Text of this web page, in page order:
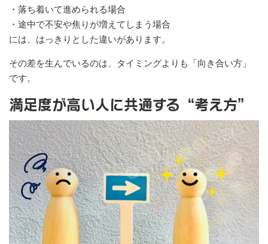
・落ち着いて進められる場合
・途中で不安や焦りが増えてしまう場合
には、はっきりとした違いがあります。
その差を生んでいるのは、タイミングよりも「向き合い方」
です。
満足度が高い人に共通する“考え方”